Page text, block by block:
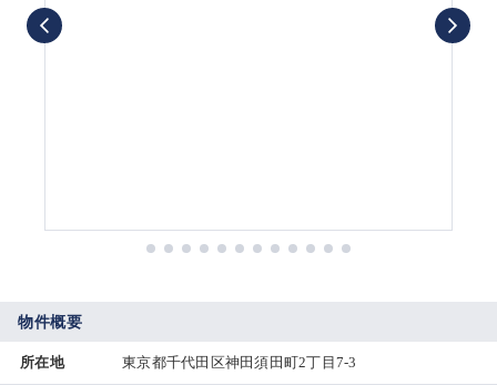
物件概要
所在地 東京都千代田区神田須田町2丁目7-3